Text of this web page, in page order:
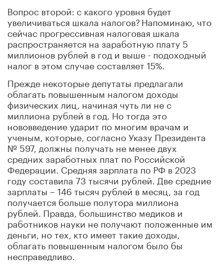
Вопрос второй: с какого уровня будет
увеличиваться шкала налогов?Напоминаю, что
сейчас прогрессивная налоговая шкала
распространяется на заработную плату 5
миллионов рублей в год и выше - подоходный
налог в этом случае составляет 15%.
Прежде некоторые депутаты предлагали
облагать повышенным налогом доходы
физических лиц, начиная чуть ли не с
миллиона рублей в год. Но тогда это
нововведение ударит по многим врачам и
ученым, которые, согласно Указу Президента
№ 597, должны получать не менее двух
средних заработных плат по Российской
Федерации. Средняя зарплата по РФ в 2023
году составила 73 тысячи рублей. Две средние
зарплаты – 146 тысяч рублей в месяц, за год
получается больше полутора миллиона
рублей. Правда, большинство медиков и
работников науки не получают положенные им
деньги, но тех, кто имеет такие доходы,
облагать повышенным налогом было бы
несправедливо.